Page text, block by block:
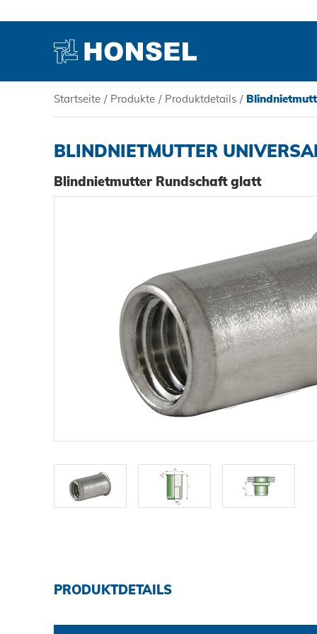
PRODUKTE
DOWNLOADS
KARRIERE
KONTAKT
Ansprechpartner
Startseite / Produkte / Produktdetails /
BLINDNIETMUTTER
Blindnietmutter Rundschaft glatt
PRODUKTDETAILS